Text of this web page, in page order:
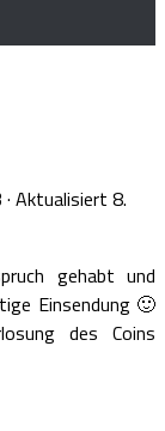
· Aktualisiert 8.
gehabt und
Einsendung 🙂
des Coins